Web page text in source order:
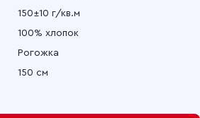
150±10 г/кв.м
100% хлопок
Рогожка
150 см